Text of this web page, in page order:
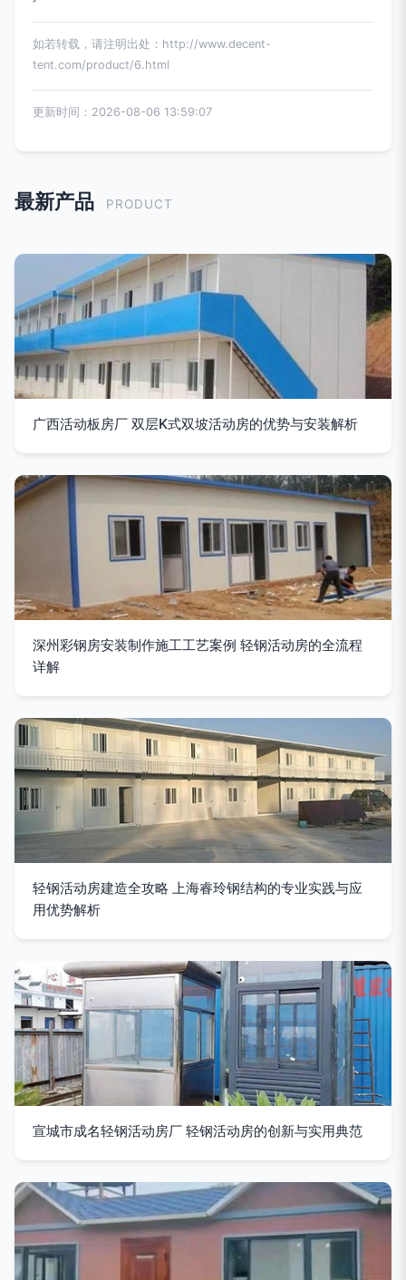
如若转载，请注明出处：http://www.decent-
tent.com/product/6.html
更新时间：2026-08-06 13:59:07
最新产品 PRODUCT
广西活动板房厂 双层K式双坡活动房的优势与安装解析
深州彩钢房安装制作施工工艺案例 轻钢活动房的全流程
详解
轻钢活动房建造全攻略 上海睿玲钢结构的专业实践与应
用优势解析
宣城市成名轻钢活动房厂 轻钢活动房的创新与实用典范